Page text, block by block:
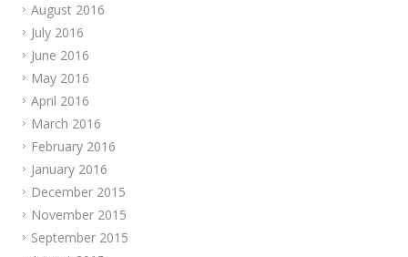
August 2016
July 2016
June 2016
May 2016
April 2016
March 2016
February 2016
January 2016
December 2015
November 2015
September 2015